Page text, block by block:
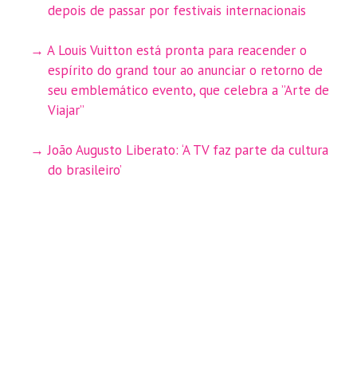
depois de passar por festivais internacionais
A Louis Vuitton está pronta para reacender o
espírito do grand tour ao anunciar o retorno de
seu emblemático evento, que celebra a ”Arte de
Viajar”
João Augusto Liberato: ‘A TV faz parte da cultura
do brasileiro’